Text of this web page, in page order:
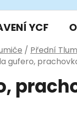
YCF
/ Přední
gufero,